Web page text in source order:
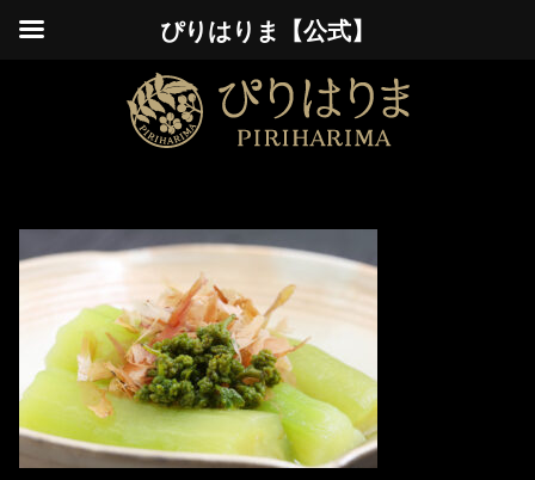
ぴりはりま【公式】